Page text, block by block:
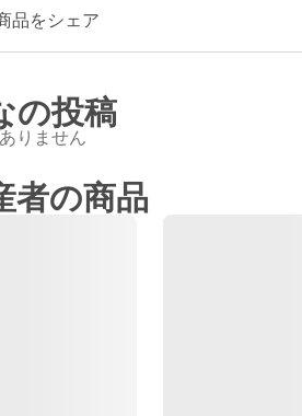
品をシェア
の投稿
りません
者の商品